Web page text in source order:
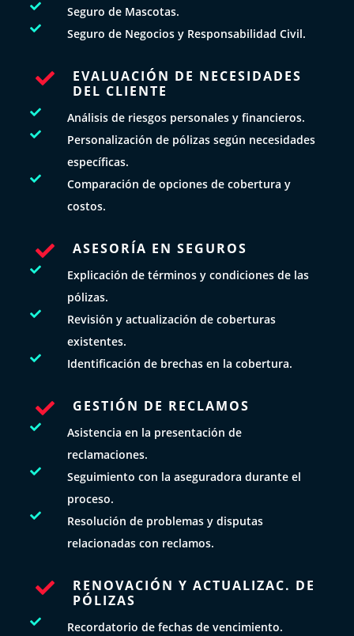
 Seguro de Mascotas.
 Seguro de Negocios y Responsabilidad Civil.

EVALUACIÓN DE NECESIDADES
DEL CLIENTE
 Análisis de riesgos personales y financieros.

Personalización de pólizas según necesidades
específicas.

Comparación de opciones de cobertura y
costos.
 ASESORÍA EN SEGUROS

Explicación de términos y condiciones de las
pólizas.

Revisión y actualización de coberturas
existentes.
 Identificación de brechas en la cobertura.
 GESTIÓN DE RECLAMOS

Asistencia en la presentación de
reclamaciones.

Seguimiento con la aseguradora durante el
proceso.

Resolución de problemas y disputas
relacionadas con reclamos.

RENOVACIÓN Y ACTUALIZAC. DE
PÓLIZAS
 Recordatorio de fechas de vencimiento.